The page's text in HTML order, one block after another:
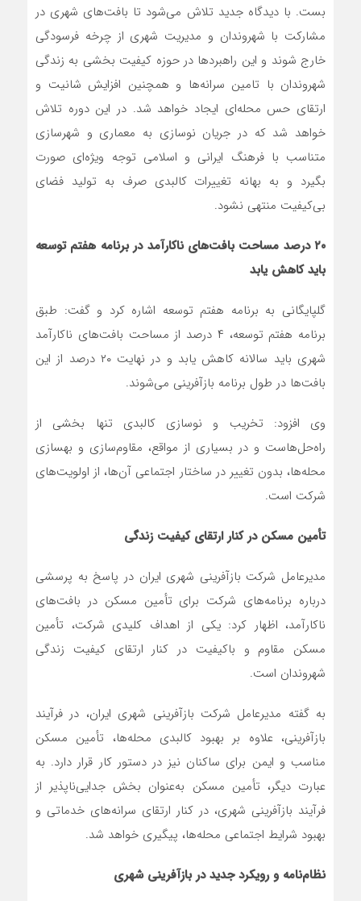
بست. با دیدگاه جدید تلاش می‌شود تا بافت‌های شهری در
مشارکت با شهروندان و مدیریت شهری از چرخه فرسودگی
خارج شوند و این راهبردها در حوزه کیفیت بخشی به زندگی
شهروندان با تامین سرانه‌ها و همچنین افزایش شانیت و
ارتقای حس محله‌ای ایجاد خواهد شد. در این دوره تلاش
خواهد شد که در جریان نوسازی به معماری و شهرسازی
متناسب با فرهنگ ایرانی و اسلامی توجه ویژه‌ای صورت
بگیرد و به بهانه تغییرات کالبدی صرف به تولید فضای
بی‌کیفیت منتهی نشود.
۲۰ درصد مساحت بافت‌های ناکارآمد در برنامه هفتم توسعه
باید کاهش یابد
گلپایگانی به برنامه هفتم توسعه اشاره کرد و گفت: طبق
برنامه هفتم توسعه، ۴ درصد از مساحت بافت‌های ناکارآمد
شهری باید سالانه کاهش یابد و در نهایت ۲۰ درصد از این
بافت‌ها در طول برنامه بازآفرینی می‌شوند.
وی افزود: تخریب و نوسازی کالبدی تنها بخشی از
راه‌حل‌هاست و در بسیاری از مواقع، مقاوم‌سازی و بهسازی
محله‌ها، بدون تغییر در ساختار اجتماعی آن‌ها، از اولویت‌های
شرکت است.
تأمین مسکن در کنار ارتقای کیفیت زندگی
مدیرعامل شرکت بازآفرینی شهری ایران در پاسخ به پرسشی
درباره برنامه‌های شرکت برای تأمین مسکن در بافت‌های
ناکارآمد، اظهار کرد: یکی از اهداف کلیدی شرکت، تأمین
مسکن مقاوم و باکیفیت در کنار ارتقای کیفیت زندگی
شهروندان است.
به گفته مدیرعامل شرکت بازآفرینی شهری ایران، در فرآیند
بازآفرینی، علاوه بر بهبود کالبدی محله‌ها، تأمین مسکن
مناسب و ایمن برای ساکنان نیز در دستور کار قرار دارد. به
عبارت دیگر، تأمین مسکن به‌عنوان بخش جدایی‌ناپذیر از
فرآیند بازآفرینی شهری، در کنار ارتقای سرانه‌های خدماتی و
بهبود شرایط اجتماعی محله‌ها، پیگیری خواهد شد.
نظام‌نامه و رویکرد جدید در بازآفرینی شهری